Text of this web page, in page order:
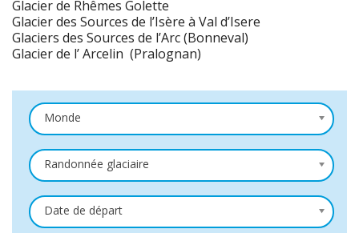
Glacier de Rhêmes Golette
Glacier des Sources de l’Isère à Val d’Isere
Glaciers des Sources de l’Arc (Bonneval)
Glacier de l’ Arcelin (Pralognan)
Monde
Randonnée glaciaire
Date de départ